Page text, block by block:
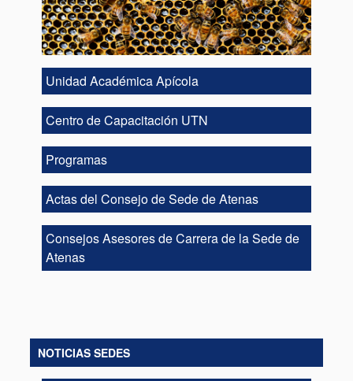
Unidad Académica Apícola
Centro de Capacitación UTN
Programas
Actas del Consejo de Sede de Atenas
Consejos Asesores de Carrera de la Sede de
Atenas
NOTICIAS SEDES